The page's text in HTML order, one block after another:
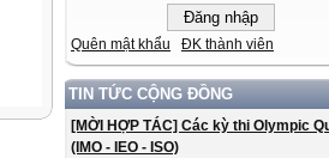
Quên mật khẩu ĐK thành viên
TIN TỨC CỘNG ĐỒNG
[MỜI HỢP TÁC] Các kỳ thi Olympic
(IMO - IEO - ISO)